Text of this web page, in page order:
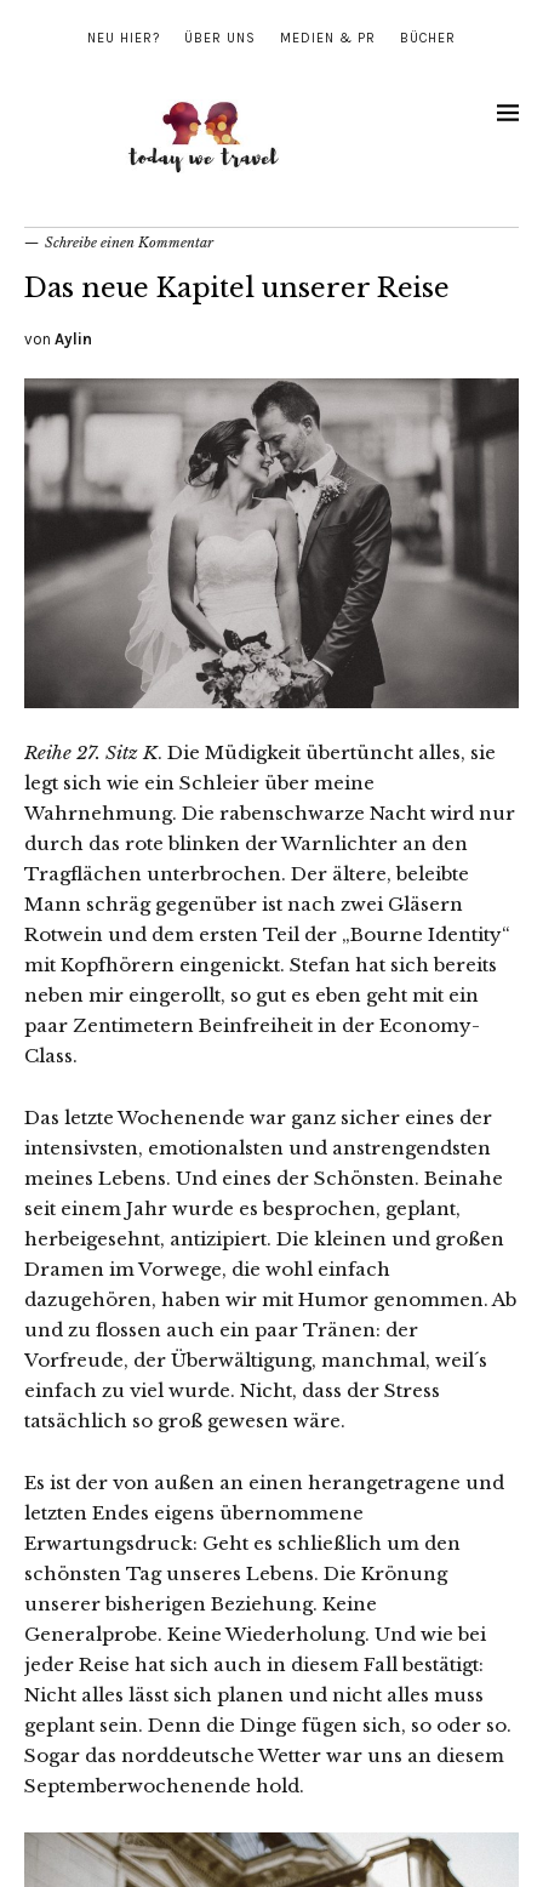
NEU HIER? ÜBER UNS MEDIEN & PR BÜCHER
Schreibe einen Kommentar
Das neue Kapitel unserer Reise
von Aylin
Reihe 27. Sitz K. Die Müdigkeit übertüncht alles, sie
legt sich wie ein Schleier über meine
Wahrnehmung. Die rabenschwarze Nacht wird nur
durch das rote blinken der Warnlichter an den
Tragflächen unterbrochen. Der ältere, beleibte
Mann schräg gegenüber ist nach zwei Gläsern
Rotwein und dem ersten Teil der „Bourne Identity“
mit Kopfhörern eingenickt. Stefan hat sich bereits
neben mir eingerollt, so gut es eben geht mit ein
paar Zentimetern Beinfreiheit in der Economy-
Class.
Das letzte Wochenende war ganz sicher eines der
intensivsten, emotionalsten und anstrengendsten
meines Lebens. Und eines der Schönsten. Beinahe
seit einem Jahr wurde es besprochen, geplant,
herbeigesehnt, antizipiert. Die kleinen und großen
Dramen im Vorwege, die wohl einfach
dazugehören, haben wir mit Humor genommen. Ab
und zu flossen auch ein paar Tränen: der
Vorfreude, der Überwältigung, manchmal, weil´s
einfach zu viel wurde. Nicht, dass der Stress
tatsächlich so groß gewesen wäre.
Es ist der von außen an einen herangetragene und
letzten Endes eigens übernommene
Erwartungsdruck: Geht es schließlich um den
schönsten Tag unseres Lebens. Die Krönung
unserer bisherigen Beziehung. Keine
Generalprobe. Keine Wiederholung. Und wie bei
jeder Reise hat sich auch in diesem Fall bestätigt:
Nicht alles lässt sich planen und nicht alles muss
geplant sein. Denn die Dinge fügen sich, so oder so.
Sogar das norddeutsche Wetter war uns an diesem
Septemberwochenende hold.